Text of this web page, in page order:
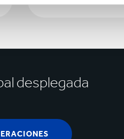
desplegada